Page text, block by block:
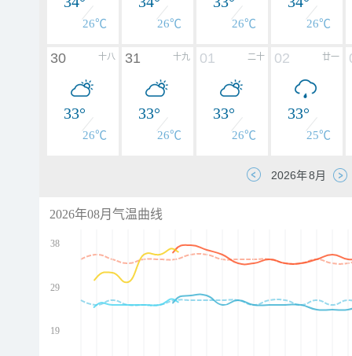
26℃ 26℃ 26℃ 26℃
十八
30
33°
26℃
十九
31
33°
26℃
二十
01
33°
26℃
廿一
02
33°
25℃
2026年08月气温曲线
38
29
19